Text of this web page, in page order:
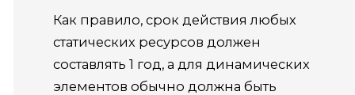
Как правило, срок действия любых
статических ресурсов должен
составлять 1 год, а для динамических
элементов обычно должна быть